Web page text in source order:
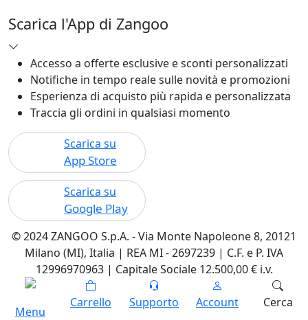
Scarica l'App di Zangoo
Accesso a offerte esclusive e sconti personalizzati
Notifiche in tempo reale sulle novità e promozioni
Esperienza di acquisto più rapida e personalizzata
Traccia gli ordini in qualsiasi momento
Scarica su
App Store
Scarica su
Google Play
© 2024 ZANGOO S.p.A. - Via Monte Napoleone 8, 20121
Milano (MI), Italia | REA MI - 2697239 | C.F. e P. IVA
12996970963 | Capitale Sociale 12.500,00 € i.v.
Menu
Carrello Supporto Account Cerca